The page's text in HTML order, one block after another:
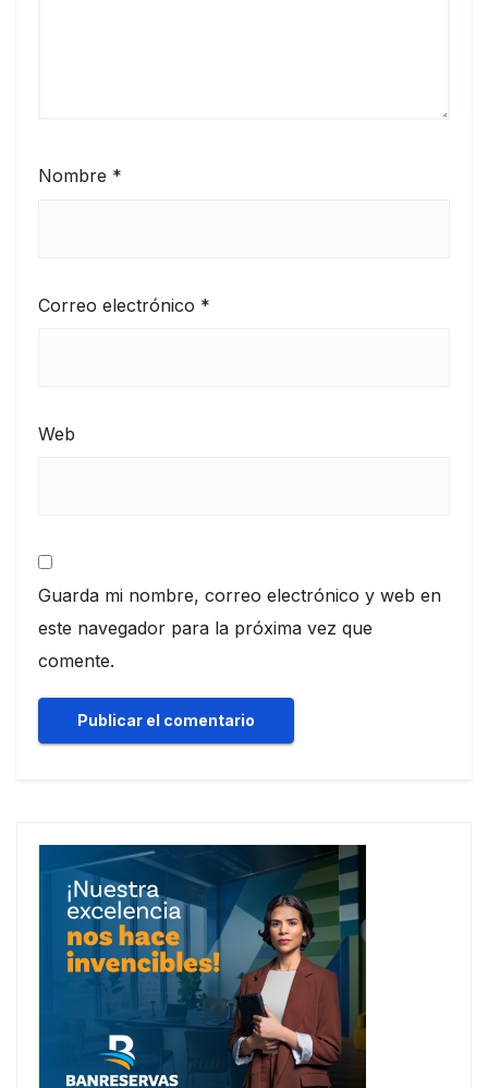
Nombre *
Correo electrónico *
Web
Guarda mi nombre, correo electrónico y web en
este navegador para la próxima vez que
comente.